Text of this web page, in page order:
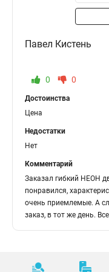
Павел Кистень
0 0
Достоинства
Цена
Недостатки
Нет
Комментарий
Заказал гибкий НЕОН
понравился,
очень приемлемые. А
заказ, в тот же день.